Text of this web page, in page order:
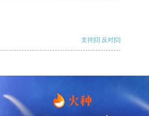
支持[0] 反对[0]